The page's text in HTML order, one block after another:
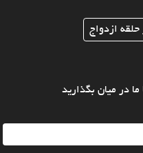
ازدواج
در میان بگذارید